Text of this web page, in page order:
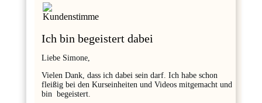
Ich bin begeistert dabei
Liebe Simone,
Vielen Dank, dass ich dabei sein darf. Ich habe schon
fleißig bei den Kurseinheiten und Videos mitgemacht und
bin begeistert.